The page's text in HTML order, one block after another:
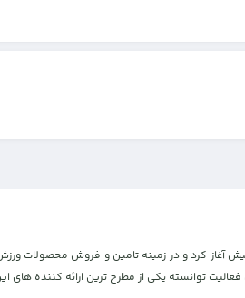
پارک کیبل اسکی، در جزیره کیش آغاز کرد و در زمینه
توانسته یکی از مطرح ترین ارائه کننده های